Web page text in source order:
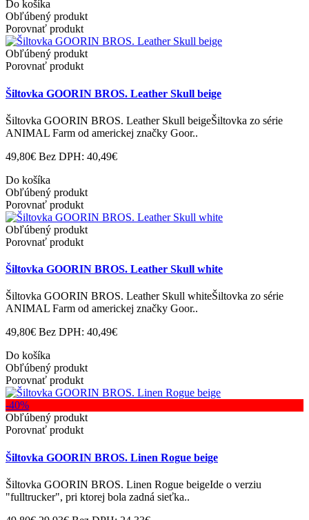
Do košíka
Obľúbený produkt
Porovnať produkt
Obľúbený produkt
Porovnať produkt
Šiltovka GOORIN BROS. Leather Skull beige
Šiltovka GOORIN BROS. Leather Skull beigeŠiltovka zo série
ANIMAL Farm od americkej značky Goor..
49,80€ Bez DPH: 40,49€
Do košíka
Obľúbený produkt
Porovnať produkt
Obľúbený produkt
Porovnať produkt
Šiltovka GOORIN BROS. Leather Skull white
Šiltovka GOORIN BROS. Leather Skull whiteŠiltovka zo série
ANIMAL Farm od americkej značky Goor..
49,80€ Bez DPH: 40,49€
Do košíka
Obľúbený produkt
Porovnať produkt
-40%
Obľúbený produkt
Porovnať produkt
Šiltovka GOORIN BROS. Linen Rogue beige
Šiltovka GOORIN BROS. Linen Rogue beigeIde o verziu
"fulltrucker", pri ktorej bola zadná sieťka..